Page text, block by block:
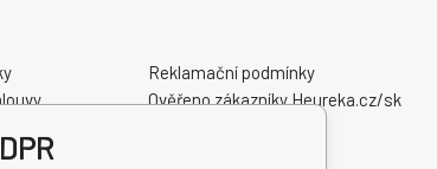
Reklamační podmínky
Ověřeno zákazníky Heureka.cz/sk